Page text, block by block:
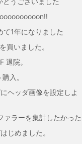
て1年になりました
買いました。
退院。
入。
ヘッダ画像を設定しよ
ァラーを集計したかった
じめました。